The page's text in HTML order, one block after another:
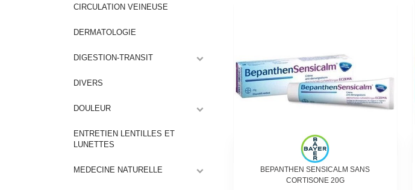
BEPANTHEN SENSICALM SANS
CORTISONE 20G
CIRCULATION VEINEUSE
DERMATOLOGIE
DIGESTION-TRANSIT
DIVERS
DOULEUR
ENTRETIEN LENTILLES ET
LUNETTES
MEDECINE NATURELLE